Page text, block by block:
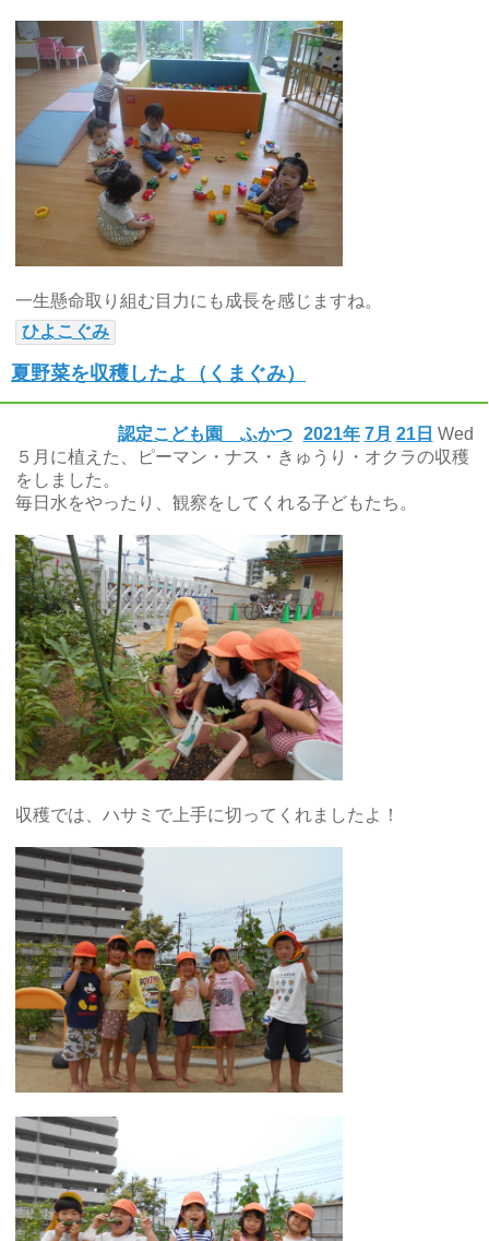
一生懸命取り組む目力にも成長を感じますね。
ひよこぐみ
夏野菜を収穫したよ（くまぐみ）
2021年 7月 21日 Wed
認定こども園 ふかつ
５月に植えた、ピーマン・ナス・きゅうり・オクラの収穫
をしました。
毎日水をやったり、観察をしてくれる子どもたち。
収穫では、ハサミで上手に切ってくれましたよ！